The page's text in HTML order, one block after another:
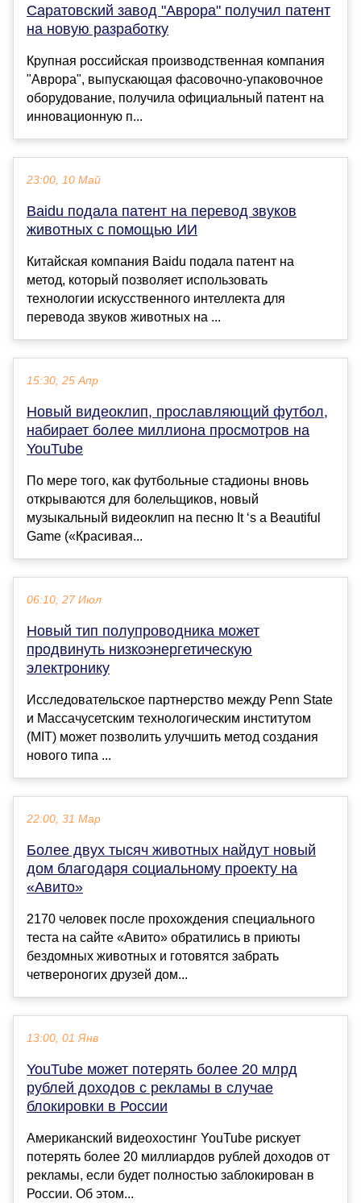
Саратовский завод "Аврора" получил патент
на новую разработку
Крупная российская производственная компания
"Аврора", выпускающая фасовочно-упаковочное
оборудование, получила официальный патент на
инновационную п...
23:00, 10 Май
Baidu подала патент на перевод звуков
животных с помощью ИИ
Китайская компания Baidu подала патент на
метод, который позволяет использовать
технологии искусственного интеллекта для
перевода звуков животных на ...
15:30, 25 Апр
Новый видеоклип, прославляющий футбол,
набирает более миллиона просмотров на
YouTube
По мере того, как футбольные стадионы вновь
открываются для болельщиков, новый
музыкальный видеоклип на песню It ‘s a Beautiful
Game («Красивая...
06:10, 27 Июл
Новый тип полупроводника может
продвинуть низкоэнергетическую
электронику
Исследовательское партнерство между Penn State
и Массачусетским технологическим институтом
(MIT) может позволить улучшить метод создания
нового типа ...
22:00, 31 Мар
Более двух тысяч животных найдут новый
дом благодаря социальному проекту на
«Авито»
2170 человек после прохождения специального
теста на сайте «Авито» обратились в приюты
бездомных животных и готовятся забрать
четвероногих друзей дом...
13:00, 01 Янв
YouTube может потерять более 20 млрд
рублей доходов с рекламы в случае
блокировки в России
Американский видеохостинг YouTube рискует
потерять более 20 миллиардов рублей доходов от
рекламы, если будет полностью заблокирован в
России. Об этом...